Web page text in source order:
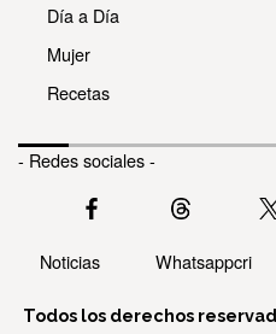
Día a Día
Mujer
Recetas
- Redes sociales -
Noticias Whatsappcri
Todos los derechos